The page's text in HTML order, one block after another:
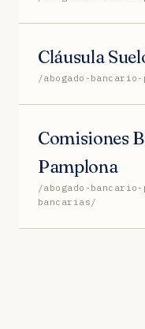
Cláusula
/abogado-
Comisiones
Pamplona
/abogado-
bancarias/